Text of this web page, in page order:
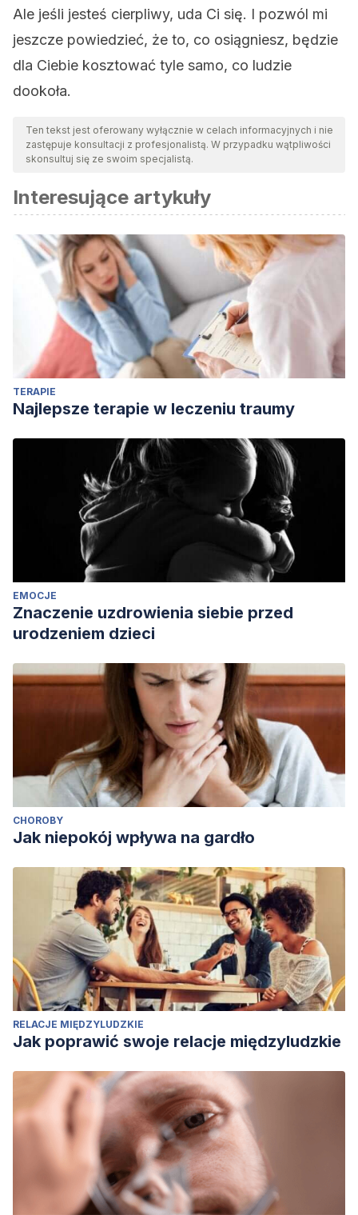
Ale jeśli jesteś cierpliwy, uda Ci się. I pozwól mi
jeszcze powiedzieć, że to, co osiągniesz, będzie
dla Ciebie kosztować tyle samo, co ludzie
dookoła.
Ten tekst jest oferowany wyłącznie w celach informacyjnych i nie
zastępuje konsultacji z profesjonalistą. W przypadku wątpliwości
skonsultuj się ze swoim specjalistą.
Interesujące artykuły
TERAPIE
Najlepsze terapie w leczeniu traumy
EMOCJE
Znaczenie uzdrowienia siebie przed
urodzeniem dzieci
CHOROBY
Jak niepokój wpływa na gardło
RELACJE MIĘDZYLUDZKIE
Jak poprawić swoje relacje międzyludzkie